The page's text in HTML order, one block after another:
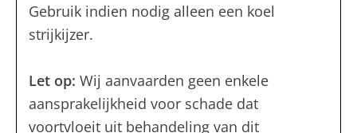
Gebruik indien nodig alleen een koel
strijkijzer.
Let op: Wij aanvaarden geen enkele
aansprakelijkheid voor schade dat
voortvloeit uit behandeling van dit